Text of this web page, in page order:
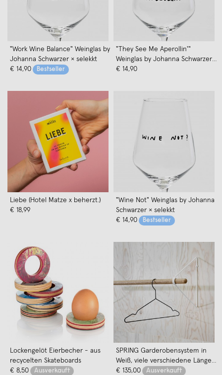
"Work Wine Balance" Weinglas by
Johanna Schwarzer × selekkt
€ 14,90
Bestseller
"They See Me Aperollin'"
Weinglas by Johanna Schwarzer
× selekkt
€ 14,90
Liebe (Hotel Matze x beherzt.)
€ 18,99
"Wine Not" Weinglas by Johanna
Schwarzer × selekkt
€ 14,90
Bestseller
Lockengelöt Eierbecher - aus
recycelten Skateboards
€ 8,50
Ausverkauft
SPRING Garderobensystem in
Weiß, viele verschiedene Längen
| Result Objects
€ 135,00 Ausverkauft